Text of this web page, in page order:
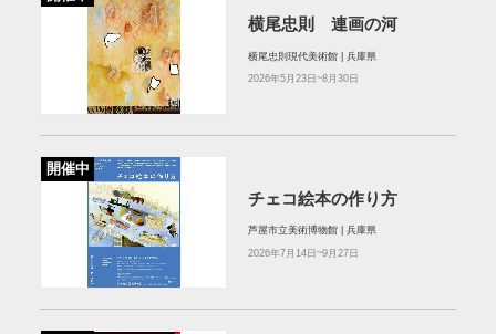
横尾忠則 連画の河
横尾忠則現代美術館 | 兵庫県
2026年5月23日~8月30日
開催中
チェコ絵本の作り方
芦屋市立美術博物館 | 兵庫県
2026年7月14日~9月27日